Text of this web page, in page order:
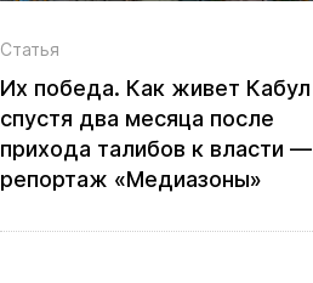
Статья
Их победа. Как живет Кабул
спустя два месяца после
прихода талибов к власти —
репортаж «Медиазоны»